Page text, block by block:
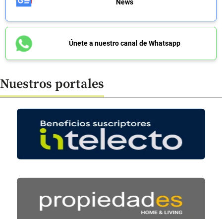
News
Únete a nuestro canal de Whatsapp
Nuestros portales